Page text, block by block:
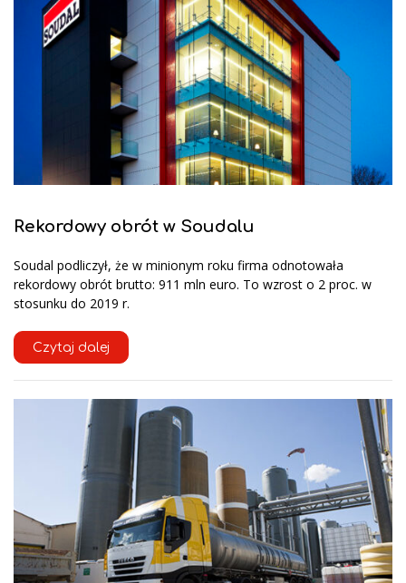
Rekordowy obrót w Soudalu
Soudal podliczył, że w minionym roku firma odnotowała
rekordowy obrót brutto: 911 mln euro. To wzrost o 2 proc. w
stosunku do 2019 r.
Czytaj dalej